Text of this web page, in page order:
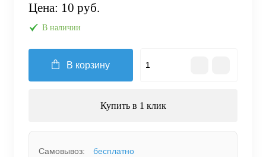
Цена: 10 руб.
В наличии
В корзину
Купить в 1 клик
Самовывоз: бесплатно